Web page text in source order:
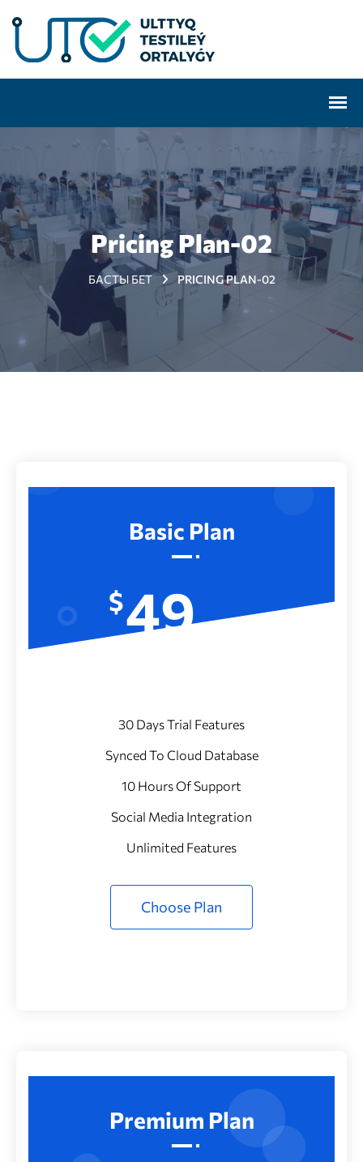
Pricing Plan-02
БАСТЫ БЕТ PRICING PLAN-02
Basic Plan
$49/Month
30 Days Trial Features
Synced To Cloud Database
10 Hours Of Support
Social Media Integration
Unlimited Features
Choose Plan
Premium Plan